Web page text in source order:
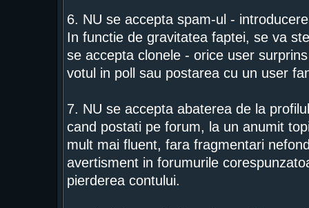
6. NU se accepta spam-ul -
In functie de gravitatea faptei, se va
se accepta clonele - orice user
votul in poll sau postarea cu un user
7. NU se accepta abaterea de la
cand postati pe forum, la un anumit
mult mai fluent, fara fragmentari
avertisment in forumurile
pierderea contului.